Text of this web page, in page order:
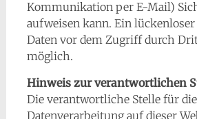
Kommunikation per E-Mail)
aufweisen kann. Ein
Daten vor dem Zugriff durch
möglich.
Hinweis zur verantwortlichen
Die verantwortliche Stelle für die
Datenverarbeitung auf dieser